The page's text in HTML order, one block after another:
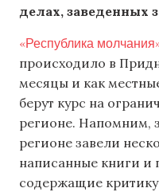
делах, заведенных
«Республика
происходило в
месяцы и как
берут курс на
регионе. Напомним,
регионе завели
написанные книги и
содержащие критику